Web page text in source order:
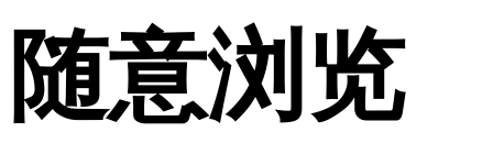
随意浏览